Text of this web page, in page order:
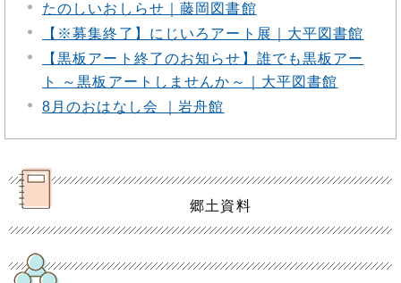
たのしいおしらせ｜藤岡図書館
【※募集終了】にじいろアート展｜大平図書館
【黒板アート終了のお知らせ】誰でも黒板アー
ト ～黒板アートしませんか～｜大平図書館
8月のおはなし会 ｜岩舟館
郷土資料